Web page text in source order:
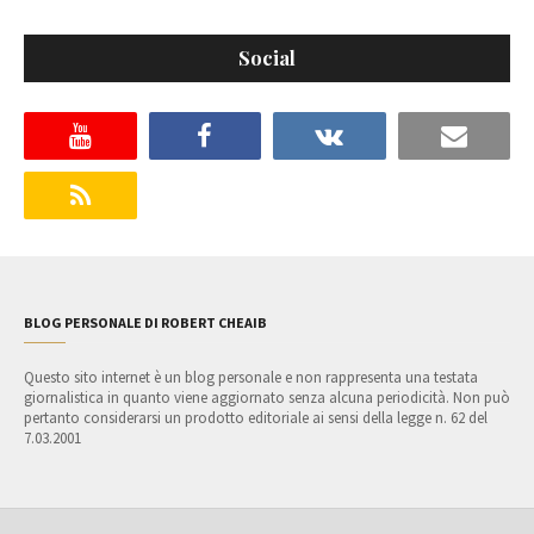
Social
BLOG PERSONALE DI ROBERT CHEAIB
Questo sito internet è un blog personale e non rappresenta una testata
giornalistica in quanto viene aggiornato senza alcuna periodicità. Non può
pertanto considerarsi un prodotto editoriale ai sensi della legge n. 62 del
7.03.2001